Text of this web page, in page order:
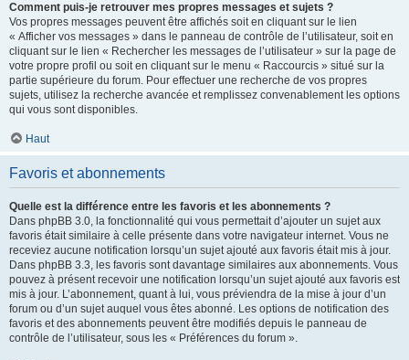
Comment puis-je retrouver mes propres messages et sujets ?
Vos propres messages peuvent être affichés soit en cliquant sur le lien
« Afficher vos messages » dans le panneau de contrôle de l’utilisateur, soit en
cliquant sur le lien « Rechercher les messages de l’utilisateur » sur la page de
votre propre profil ou soit en cliquant sur le menu « Raccourcis » situé sur la
partie supérieure du forum. Pour effectuer une recherche de vos propres
sujets, utilisez la recherche avancée et remplissez convenablement les options
qui vous sont disponibles.
Haut
Favoris et abonnements
Quelle est la différence entre les favoris et les abonnements ?
Dans phpBB 3.0, la fonctionnalité qui vous permettait d’ajouter un sujet aux
favoris était similaire à celle présente dans votre navigateur internet. Vous ne
receviez aucune notification lorsqu’un sujet ajouté aux favoris était mis à jour.
Dans phpBB 3.3, les favoris sont davantage similaires aux abonnements. Vous
pouvez à présent recevoir une notification lorsqu’un sujet ajouté aux favoris est
mis à jour. L’abonnement, quant à lui, vous préviendra de la mise à jour d’un
forum ou d’un sujet auquel vous êtes abonné. Les options de notification des
favoris et des abonnements peuvent être modifiés depuis le panneau de
contrôle de l’utilisateur, sous les « Préférences du forum ».